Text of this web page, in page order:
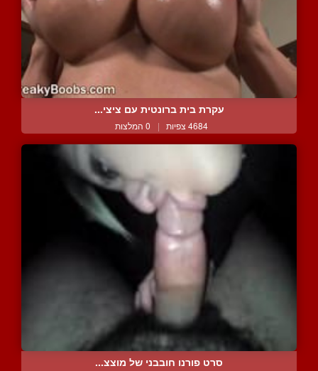
עקרת בית ברונטית עם ציצי...
4684 צפיות | 0 המלצות
סרט פורנו חובבני של מוצצ...